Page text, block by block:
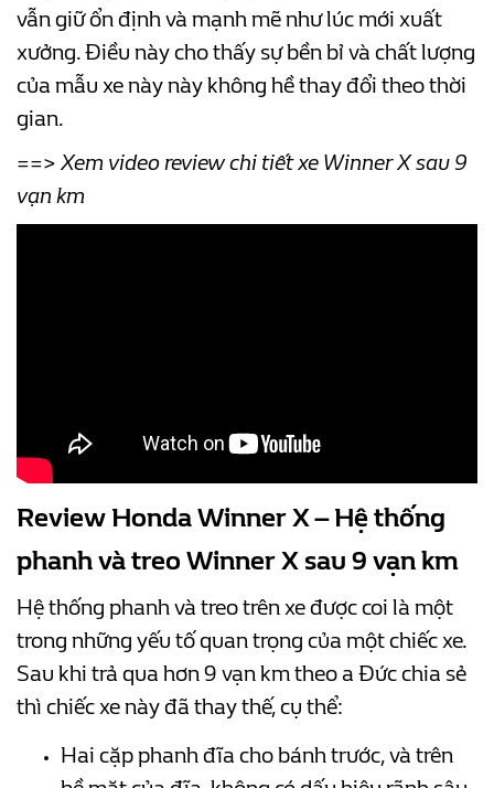
vẫn giữ ổn định và mạnh mẽ như lúc mới xuất
xưởng. Điều này cho thấy sự bền bỉ và chất lượng
của mẫu xe này này không hề thay đổi theo thời
gian.
==> Xem video review chi tiết xe Winner X sau 9
vạn km
Review Honda Winner X – Hệ thống
phanh và treo Winner X sau 9 vạn km
Hệ thống phanh và treo trên xe được coi là một
trong những yếu tố quan trọng của một chiếc xe.
Sau khi trả qua hơn 9 vạn km theo a Đức chia sẻ
thì chiếc xe này đã thay thế, cụ thể:
Hai cặp phanh đĩa cho bánh trước, và trên